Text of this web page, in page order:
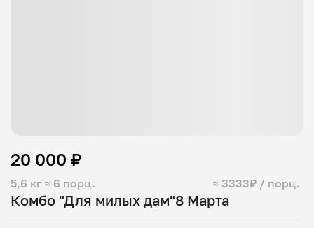
Комбо "Для милых дам"8 Марта
5,6 кг ≈ 6 порц. ≈ 3333₽ / порц.
20 000 ₽